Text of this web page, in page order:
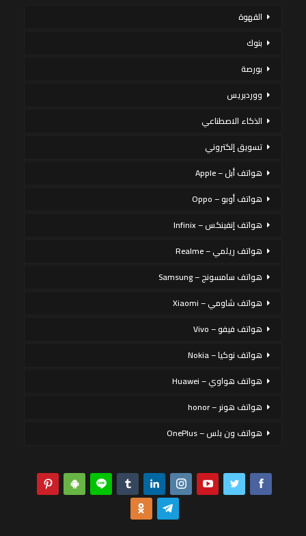
القهوة
بنوك
بورصة
ووردبريس
الذكاء الاصطناعي
تسويق إلكتروني
هواتف أبل – Apple
هواتف أوبو – Oppo
هواتف إنفينكس – Infinix
هواتف ريلمي – Realme
هواتف سامسونج – Samsung
هواتف شاومي – Xiaomi
هواتف فيفو – Vivo
هواتف نوكيا – Nokia
هواتف هواوي – Huawei
هواتف هونر – honor
هواتف ون بلس – OnePlus